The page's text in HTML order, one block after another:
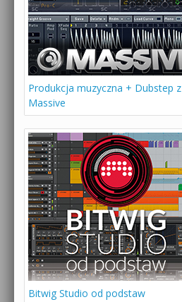
Produkcja muzyczna + Dubstep z
Massive
Bitwig Studio od podstaw